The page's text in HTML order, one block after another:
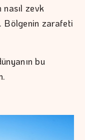
nasıl zevk
Bölgenin zarafeti
bu